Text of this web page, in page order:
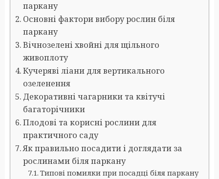
паркану
Основні фактори вибору рослин біля
паркану
Вічнозелені хвойні для щільного
живоплоту
Кучеряві ліани для вертикального
озеленення
Декоративні чагарники та квітучі
багаторічники
Плодові та корисні рослини для
практичного саду
Як правильно посадити і доглядати за
рослинами біля паркану
Типові помилки при посадці біля паркану